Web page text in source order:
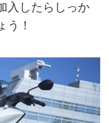
入したらしっか
う！